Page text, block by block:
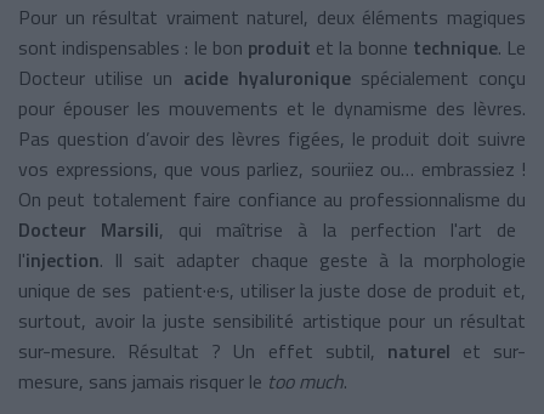
Pour un résultat vraiment naturel, deux éléments magiques
sont indispensables : le bon produit et la bonne technique. Le
Docteur utilise un acide hyaluroniquespécialement conçu
pour épouser les mouvements et le dynamisme des lèvres.
Pas question d’avoir des lèvres figées, le produit doit suivre
vos expressions, que vous parliez, souriiez ou… embrassiez !
On peut totalement faire confiance au professionnalisme du
Docteur Marsili, qui maîtrise à la perfection l'art de
l'injection. Il sait adapter chaque geste à la morphologie
unique de ses patient·e·s, utiliser la juste dose de produit et,
surtout, avoir la juste sensibilité artistique pour un résultat
sur-mesure. Résultat ? Un effet subtil, naturel et sur-
mesure, sans jamais risquer le too much.